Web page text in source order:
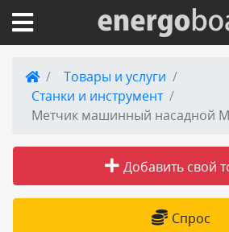
Вход на сайт
Поиск по сайту
Публикации
Справка
Товары и услуги
Станки и инструмент
Метчик машинный насадной
Добавить свой
Спрос